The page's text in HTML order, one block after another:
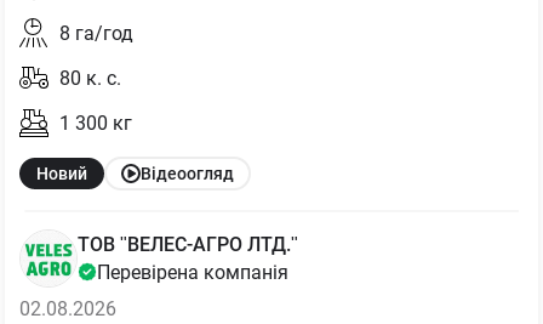
8 га/год
80 к. с.
1 300 кг
Новий Відеоогляд
ТОВ "ВЕЛЕС-АГРО ЛТД."
Перевірена компанія
02.08.2026